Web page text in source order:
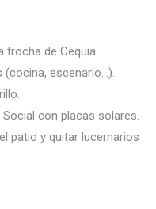
trocha de Cequia.
(cocina, escenario…).
con placas solares.
patio y quitar lucernarios